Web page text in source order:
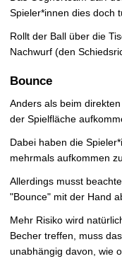
Spieler*innen dies doch
Rollt der Ball über die
Nachwurf (den
Bounce
Anders als beim
der Spielfläche
Dabei haben die
mehrmals aufkommen
Allerdings musst
"Bounce" mit der Hand
Mehr Risiko wird
Becher treffen, muss
unabhängig davon, wie